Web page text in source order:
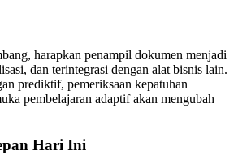
harapkan penampil dokumen menjadi
dan terintegrasi dengan alat bisnis lain.
prediktif, pemeriksaan kepatuhan
pembelajaran adaptif akan mengubah
Hari Ini